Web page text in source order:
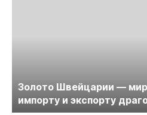
Золото Швейцарии —
импорту и экспорту